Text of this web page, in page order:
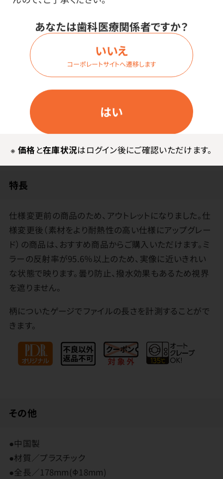
あなたは歯科医療関係者ですか？
はい
いいえ
コーポレートサイトへ遷移します
※ 価格と在庫状況はログイン後にご確認いただけます。
価格はログイン後表示
ログイン
商品詳細
特長
仕様変更前の商品のため、アウトレットになりました。仕
様変更後（素材をより耐熱性の高い仕様にアップグレー
ド）の商品は、おすすめ商品からご購入いただけます。ミ
ラーの反射率が95.6％以上のため、実像に近いきれい
な状態で映ります。曇り防止、撥水効果もあるため視界
を遮りません。
柄についたゲージでファイルの長さを計測することがで
きます。
その他
●中国製
●材質／プラスチック
●全長／178mm(Φ18mm)